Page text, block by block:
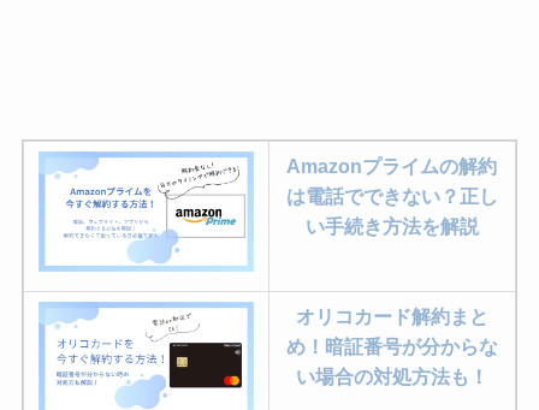
Amazonプライムの解約
は電話でできない？正し
い手続き方法を解説
オリコカード解約まと
め！暗証番号が分からな
い場合の対処方法も！